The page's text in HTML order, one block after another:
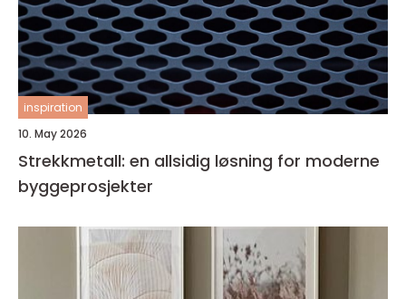
inspiration
10. May 2026
Strekkmetall: en allsidig løsning for moderne
byggeprosjekter